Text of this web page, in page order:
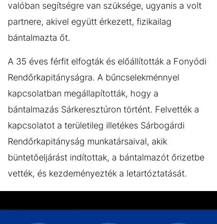
valóban segítségre van szüksége, ugyanis a volt
partnere, akivel együtt érkezett, fizikailag
bántalmazta őt.
A 35 éves férfit elfogták és előállították a Fonyódi
Rendőrkapitányságra. A bűncselekménnyel
kapcsolatban megállapították, hogy a
bántalmazás Sárkeresztúron történt. Felvették a
kapcsolatot a területileg illetékes Sárbogárdi
Rendőrkapitányság munkatársaival, akik
büntetőeljárást indítottak, a bántalmazót őrizetbe
vették, és kezdeményezték a letartóztatását.